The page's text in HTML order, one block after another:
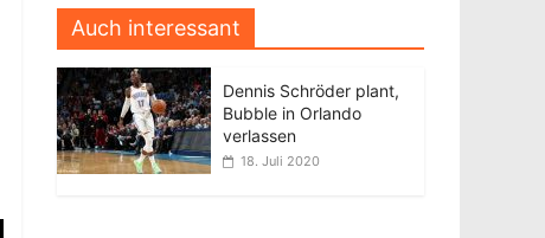
Auch interessant
Dennis Schröder plant,
Bubble in Orlando
verlassen
18. Juli 2020